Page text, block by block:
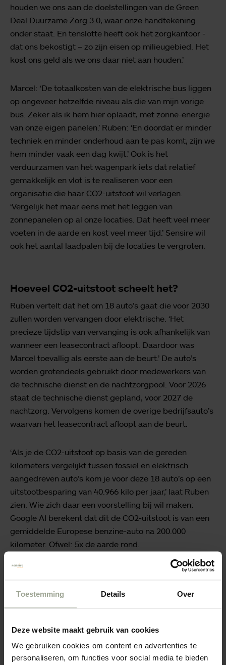
Toestemming Details Over
Deze website maakt gebruik van cookies
We gebruiken cookies om content en advertenties te
personaliseren, om functies voor social media te bieden
houden we ons aan de doelstellingen van de Green
Deal Duurzame Zorg 3.0, waar onze handtekening
onder staat. En tenslotte heeft ook het zorgkantoor -
dat ons bekostigt – zo zijn eisen op milieugebied. Het
kost ons geld als we ons daar niet aan houden.’
Marcel: ‘De totaalkosten van de elektrische bus liggen
op ongeveer hetzelfde niveau als die van mijn vorige
bus. Zeker als ik hem hier oplaadt, met zonne-energie
van onze eigen panelen.’ Ruben: ‘En doordat er minder
techniek en minder onderhoud aan te pas komt, zijn we
hem minder vaak een dag kwijt.’ Ook is het
verduurzamen van het wagenpark iets dat relatief
gemakkelijk en vlot is te realiseren voor een
organisatie die haar CO2-uitstoot wil verlagen.
‘Vergelijk het maar eens met het leggen van
zonnepanelen op al onze locaties. Dat heeft veel meer
voeten in de aarde en kost veel meer tijd.’ Sensire wil
ook het aantal laadpalen bij de locaties te vergroten.
Hoeveel CO2-uitstoot scheelt het?
Ruben vertelt dat het om 18 auto’s gaat die voor 2030
zullen worden vervangen door elektrische. ‘Het
precieze tijdstip van vervanging is ook afhankelijk van
wanneer een leasecontract afloopt. Daardoor was
Marcel toevallig als eerste aan de beurt.’ De auto’s
worden grotendeels gebruikt door medewerkers van
de technische dienst en de nachtzorgpool. Voor 2026
staat de technische dienst gepland, voor 2027 de
nachtzorg. Vervolgens komen de overige bedrijfsauto’s
waarvan het leasecontract afloopt aan de beurt.
‘Als je de CO2-uitstoot op basis van de gereden
kilometers vergelijkt tussen fossiel en elektrisch
aangedreven auto’s kom je voor deze 18 auto’s op een
uitstootbesparing van 40.966 kilo per jaar,’ laat Ruben
zien. Wie zich daar een voorstelling bij wil maken:
Google AI berekent dat dit de CO2-uitstoot is van een
gemiddelde Europese benzine-auto na 200.000
kilometer. Ofwel: 5x de aarde rond.